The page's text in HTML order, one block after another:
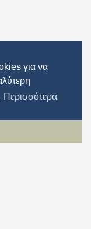
για να
Περισσότερα